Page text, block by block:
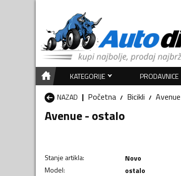
KATEGORIJE PRODAVNICE
NAZAD
Početna Bicikli Avenue
Avenue - ostalo
Stanje artikla:
Novo
Model:
ostalo